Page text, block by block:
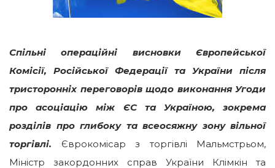
Спільні операційні висновки Європейської
Комісії, Російської Федерації та України після
тристоронніх переговорів щодо виконання Угоди
про асоціацію між ЄС та Україною, зокрема
розділів про глибоку та всеосяжну зону вільної
торгівлі. Єврокомісар з торгівлі Мальмстрьом,
Міністр закордонних справ України Клімкін та